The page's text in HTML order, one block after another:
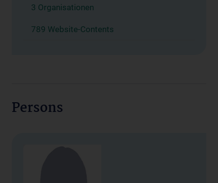
3 Organisationen
789 Website-Contents
Persons